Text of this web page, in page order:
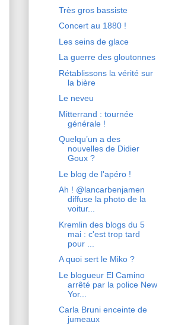
Très gros bassiste
Concert au 1880 !
Les seins de glace
La guerre des gloutonnes
Rétablissons la vérité sur
la bière
Le neveu
Mitterrand : tournée
générale !
Quelqu’un a des
nouvelles de Didier
Goux ?
Le blog de l'apéro !
Ah ! @lancarbenjamen
diffuse la photo de la
voitur...
Kremlin des blogs du 5
mai : c'est trop tard
pour ...
A quoi sert le Miko ?
Le blogueur El Camino
arrêté par la police New
Yor...
Carla Bruni enceinte de
jumeaux